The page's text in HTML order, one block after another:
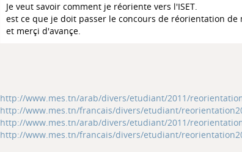
Je veut savoir comment je réoriente vers l'ISET.
est ce que je doit passer le concours de réorientation de
et merçi d'avançe.
http://www.mes.tn/arab/divers/etudiant/2011/
http://www.mes.tn/francais/divers/etudiant/
http://www.mes.tn/arab/divers/etudiant/2011/
http://www.mes.tn/francais/divers/etudiant/